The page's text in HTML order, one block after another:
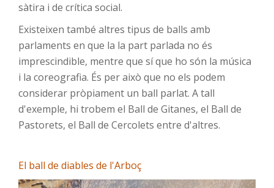
sàtira i de crítica social.
Existeixen també altres tipus de balls amb
parlaments en que la la part parlada no és
imprescindible, mentre que sí que ho són la música
i la coreografia. És per això que no els podem
considerar pròpiament un ball parlat. A tall
d'exemple, hi trobem el Ball de Gitanes, el Ball de
Pastorets, el Ball de Cercolets entre d'altres.
El ball de diables de l'Arboç